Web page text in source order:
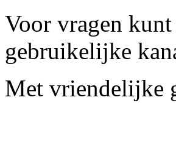
Voor vragen
gebruikelijke
Met vriendelijke